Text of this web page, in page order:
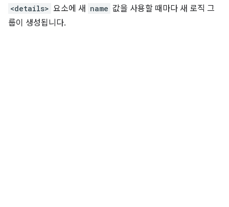
<details> 요소에 새 name 값을 사용할 때마다 새 로직 그
룹이 생성됩니다.